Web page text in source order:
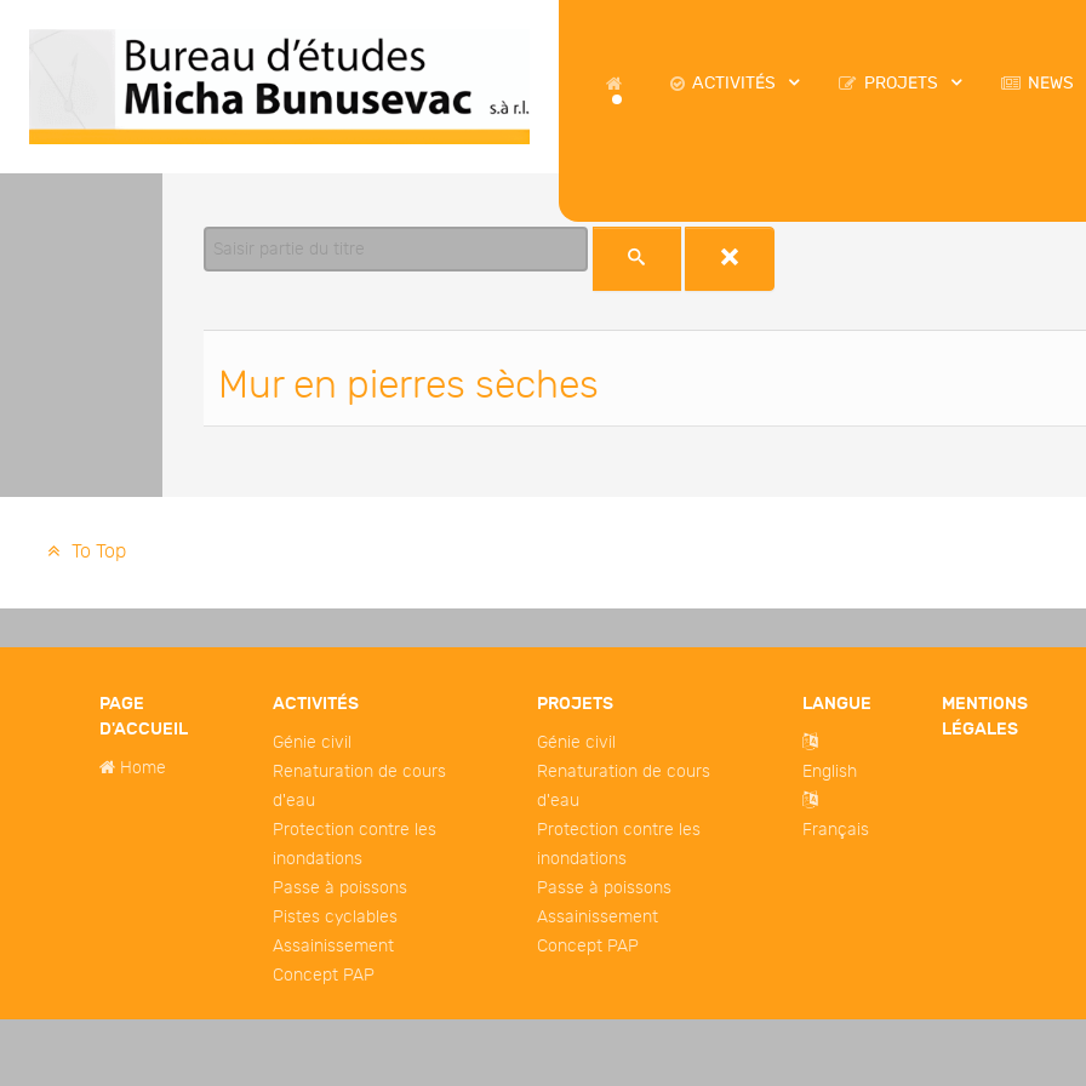
ACTIVITÉS PROJETS NEWS
Saisir partie du titre
Mur en pierres sèches
To Top
PAGE
D'ACCUEIL
Home
ACTIVITÉS
Génie civil
Renaturation de cours
d'eau
Protection contre les
inondations
Passe à poissons
Pistes cyclables
Assainissement
Concept PAP
PROJETS
Génie civil
Renaturation de cours
d'eau
Protection contre les
inondations
Passe à poissons
Assainissement
Concept PAP
LANGUE
English
Français
MENTIONS
LÉGALES